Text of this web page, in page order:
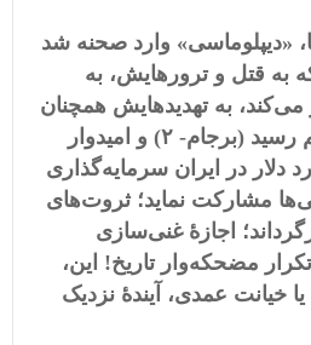
«دیپلوماسی» وارد صحنه شد
به قتل و ترورهایش، به
می‌کند، به تهدیدهایش همچنان
ادامه می‌دهد، به تفاهم رسید (برجام- ٢) و امیدوار
٣٠٠ میلیارد دلار در ایران سرمایه‌گذاری
مشارکت نماید؛ ثروت‌های
اجازۀ غنی‌سازی
مضحکه‌وار تاریخ! این،
خیانت عمدی، آیندۀ نزدیک